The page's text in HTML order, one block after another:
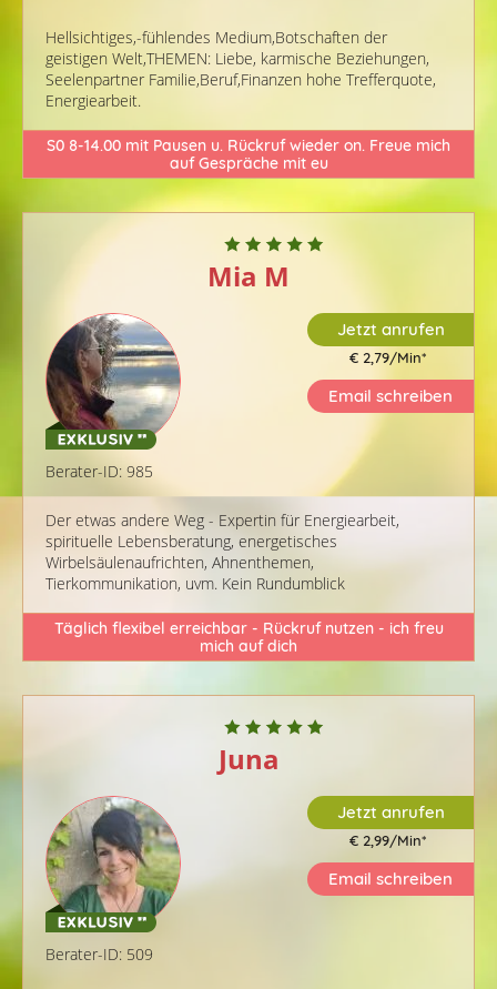
Hellsichtiges,-fühlendes Medium,Botschaften der
geistigen Welt,THEMEN: Liebe, karmische Beziehungen,
Seelenpartner Familie,Beruf,Finanzen hohe Trefferquote,
Energiearbeit.
S0 8-14.00 mit Pausen u. Rückruf wieder on. Freue mich
auf Gespräche mit eu
Mia M
Berater-ID: 985
Der etwas andere Weg - Expertin für Energiearbeit,
spirituelle Lebensberatung, energetisches
Wirbelsäulenaufrichten, Ahnenthemen,
Tierkommunikation, uvm. Kein Rundumblick
Jetzt anrufen
€ 2,79/Min*
Email schreiben
Täglich flexibel erreichbar - Rückruf nutzen - ich freu
mich auf dich
Juna
Berater-ID: 509
Jetzt anrufen
€ 2,99/Min*
Email schreiben